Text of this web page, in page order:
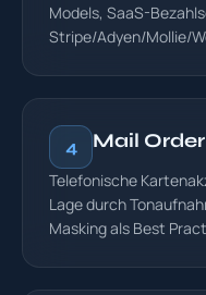
Models, SaaS-
Stripe/Adyen/Mollie/
4 Mail
Telefonische
Lage durch
Masking als Best